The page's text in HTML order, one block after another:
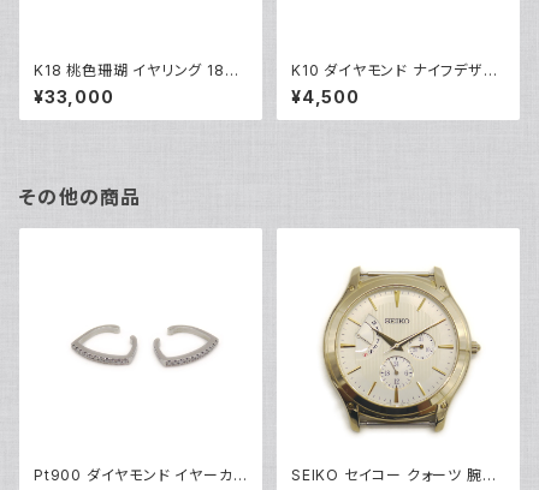
K18 桃色珊瑚 イヤリング 18金
ネジ式 Y04894
¥33,000
K10 ダイヤモンド ナイフデザイ
ンピアス 10金 スタッドピアス Y
03416
¥4,500
その他の商品
Pt900 ダイヤモンド イヤーカフ
SEIKO セイコー クォーツ 腕時